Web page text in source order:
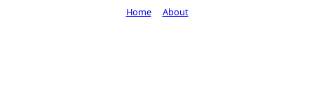
Home About